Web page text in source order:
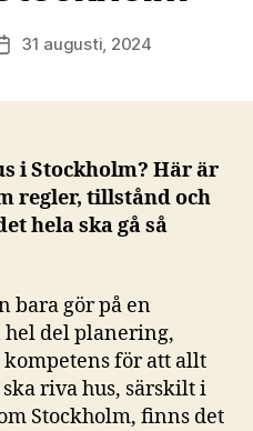
Inläggsdatum
31 augusti, 2024
i Stockholm? Här är
regler, tillstånd och
hela ska gå så
bara gör på en
hel del planering,
för att allt
riva hus, särskilt i
Stockholm, finns det